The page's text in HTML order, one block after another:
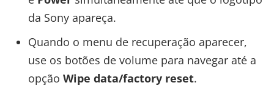
da Sony apareça.
Quando o menu de recuperação aparecer,
use os botões de volume para navegar até a
opção Wipe data/factory reset.